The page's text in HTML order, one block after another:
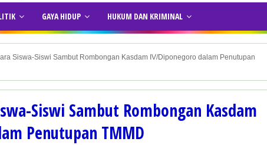
GAYA HIDUP HUKUM DAN KRIMINAL
Siswa-Siswi Sambut Rombongan Kasdam IV/Diponegoro dalam Penutupan
Siswi Sambut Rombongan Kasdam
Penutupan TMMD